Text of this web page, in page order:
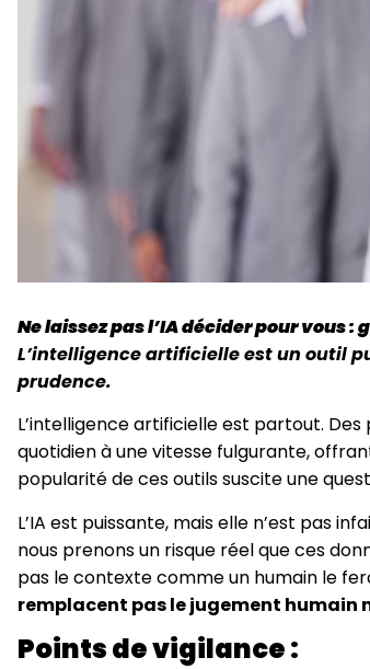
Ne laissez pas l’IA décider pour vous
L’intelligence artificielle est un outil
prudence.
L’intelligence artificielle est partout.
quotidien à une vitesse fulgurante,
popularité de ces outils suscite une
L’IA est puissante, mais elle n’est pas
nous prenons un risque réel que ces
pas le contexte comme un humain le
remplacent pas le jugement humain
Points de vigilance :